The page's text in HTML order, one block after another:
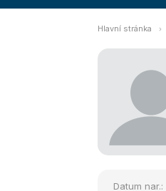
Hlavní stránka
Datum nar.: